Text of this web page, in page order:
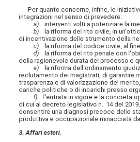
Per quanto concerne, infine, le
integrazioni nel senso di prevedere:
a) interventi volti a potenziare la
b) la riforma del rito civile, in
di incentivazione dello strumento della
c) la riforma del codice civile, al
d) la riforma del rito penale con
della ragionevole durata del processo e
e) la riforma dell'ordinamento
reclutamento dei magistrati, di garantire
trasparenza e di valorizzazione del
cariche politiche o di incarichi presso
f) l'entrata in vigore e la concreta
di cui al decreto legislativo n. 14 del
consentire una diagnosi precoce dello
produttiva e occupazionale minacciata
3. Affari esteri.